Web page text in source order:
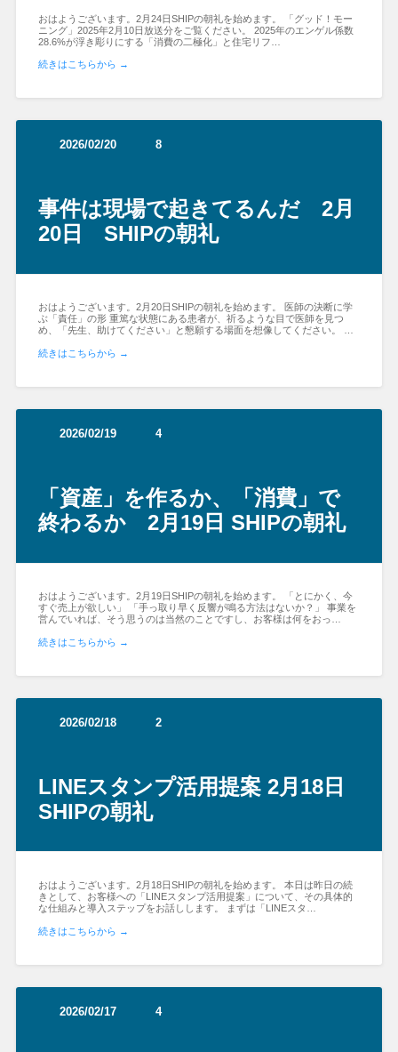
おはようございます。2月24日SHIPの朝礼を始めます。 「グッド！モー
ニング」2025年2月10日放送分をご覧ください。 2025年のエンゲル係数
28.6%が浮き彫りにする「消費の二極化」と住宅リフ…
続きはこちらから →
2026/02/20 8
事件は現場で起きてるんだ 2月
20日 SHIPの朝礼
おはようございます。2月20日SHIPの朝礼を始めます。 医師の決断に学
ぶ「責任」の形 重篤な状態にある患者が、祈るような目で医師を見つ
め、「先生、助けてください」と懇願する場面を想像してください。 …
続きはこちらから →
2026/02/19 4
「資産」を作るか、「消費」で
終わるか 2月19日 SHIPの朝礼
おはようございます。2月19日SHIPの朝礼を始めます。 「とにかく、今
すぐ売上が欲しい」 「手っ取り早く反響が鳴る方法はないか？」 事業を
営んでいれば、そう思うのは当然のことですし、お客様は何をおっ…
続きはこちらから →
2026/02/18 2
LINEスタンプ活用提案 2月18日
SHIPの朝礼
おはようございます。2月18日SHIPの朝礼を始めます。 本日は昨日の続
きとして、お客様への「LINEスタンプ活用提案」について、その具体的
な仕組みと導入ステップをお話しします。 まずは「LINEスタ…
続きはこちらから →
2026/02/17 4